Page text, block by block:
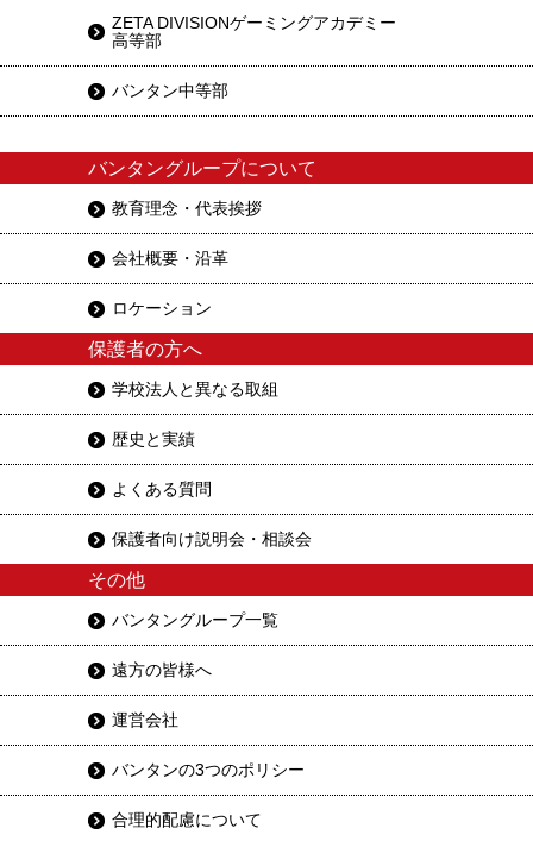
ZETA DIVISIONゲーミングアカデミー
高等部
バンタン中等部
バンタングループについて
教育理念・代表挨拶
会社概要・沿革
ロケーション
保護者の方へ
学校法人と異なる取組
歴史と実績
よくある質問
保護者向け説明会・相談会
その他
バンタングループ一覧
遠方の皆様へ
運営会社
バンタンの3つのポリシー
合理的配慮について